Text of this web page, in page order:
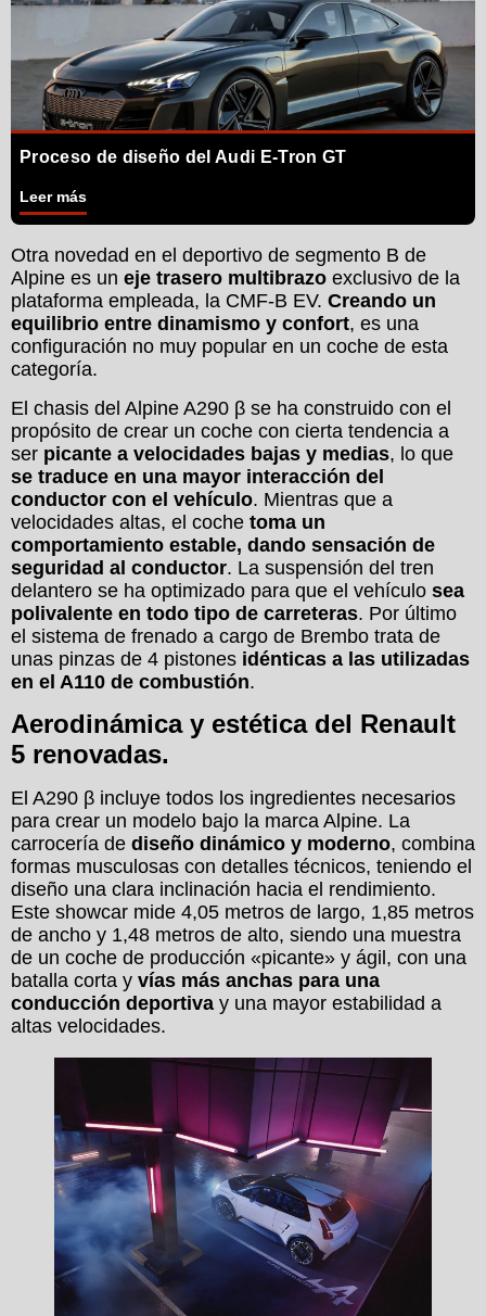
Proceso de diseño del Audi E-Tron GT
Leer más
Otra novedad en el deportivo de segmento B de
Alpine es un eje trasero multibrazo exclusivo de la
plataforma empleada, la CMF-B EV. Creando un
equilibrio entre dinamismo y confort, es una
configuración no muy popular en un coche de esta
categoría.
El chasis del Alpine A290 β se ha construido con el
propósito de crear un coche con cierta tendencia a
ser picante a velocidades bajas y medias, lo que
se traduce en una mayor interacción del
conductor con el vehículo. Mientras que a
velocidades altas, el coche toma un
comportamiento estable, dando sensación de
seguridad al conductor. La suspensión del tren
delantero se ha optimizado para que el vehículo sea
polivalente en todo tipo de carreteras. Por último
el sistema de frenado a cargo de Brembo trata de
unas pinzas de 4 pistones idénticas a las utilizadas
en el A110 de combustión.
Aerodinámica y estética del Renault
5 renovadas.
El A290 β incluye todos los ingredientes necesarios
para crear un modelo bajo la marca Alpine. La
carrocería de diseño dinámico y moderno, combina
formas musculosas con detalles técnicos, teniendo el
diseño una clara inclinación hacia el rendimiento.
Este showcar mide 4,05 metros de largo, 1,85 metros
de ancho y 1,48 metros de alto, siendo una muestra
de un coche de producción «picante» y ágil, con una
batalla corta y vías más anchas para una
conducción deportiva y una mayor estabilidad a
altas velocidades.